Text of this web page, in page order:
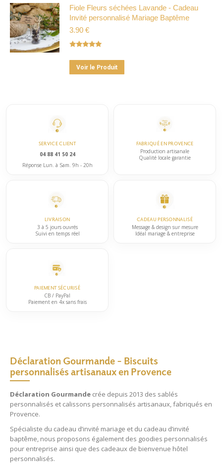
être
choisies
page
du
a
plusieurs
produit
Fiole Fleurs séchées Lavande - Cadeau
Invité personnalisé Mariage Baptême
3.90 €
sur 5
Voir le Produit
produit
options
peuvent
du
produit
SERVICE CLIENT
04 88 41 50 24
Réponse Lun. à Sam. 9h - 20h
FABRIQUÉ EN PROVENCE
Production artisanale
Qualité locale garantie
LIVRAISON
3 à 5 jours ouvrés
Suivi en temps réel
CADEAU PERSONNALISÉ
Message & design sur mesure
Idéal mariage & entreprise
PAIEMENT SÉCURISÉ
CB / PayPal
Paiement en 4x sans frais
Déclaration Gourmande – Biscuits
personnalisés artisanaux en Provence
Déclaration Gourmande crée depuis 2013 des sablés
personnalisés et calissons personnalisés artisanaux, fabriqués en
Provence.
Spécialiste du cadeau d’invité mariage et du cadeau d’invité
baptême, nous proposons également des goodies personnalisés
pour entreprise ainsi que des cadeaux de bienvenue hôtel
personnalisés.